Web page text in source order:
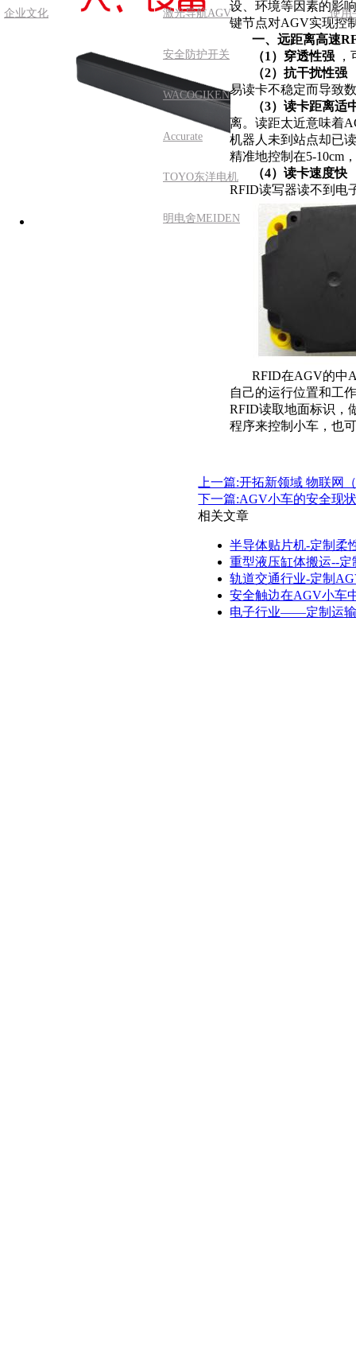
设、环境等因素的影
键节点对AGV实现控
一、远距离高速
（1 ）穿透性强
（2）抗干扰性强
易读卡不稳定而导致
（3）读卡距离适
离。读距太近意味着
机器人未到站点却已
精准地控制在5-10cm
（4）读卡速度快
RFID读写器读不到电
RFID在AGV的中
自己的运行位置和工
RFID读取地面标识，
程序来控制小车，也
上一篇:开拓新领域 物联网
下一篇:AGV小车的安全现
相关文章
半导体贴片机-定制柔
重型液压缸体搬运--
轨道交通行业-定制
安全触边在AGV小车
电子行业——定制运
企业文化 激光导航AGV
安全防护开关
WACOGIKEN
Accurate
TOYO东洋电机
明电舍MEIDEN
使用